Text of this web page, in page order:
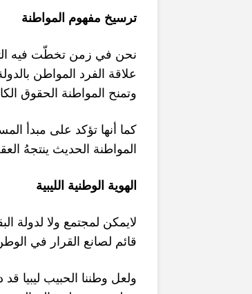
ترسيخ مفهوم المواطنة
نحن في زمن تخطت فيه
علاقة الفرد المواطن
وتمنح المواطنة الحقوق
كما أنها تؤكد على مبدأ
المواطنة الحديث ينتجهُ
الهوية الوطنية الليبية
لايمكن لمجتمع ولا لدولة
قائم لصانع القرار في الوطن
ولعل وطننا الحبيب ليبيا